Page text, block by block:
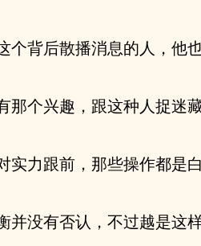
个背后散播消息的人，他
那个兴趣，跟这种人捉迷藏
实力跟前，那些操作都是白
并没有否认，不过越是这